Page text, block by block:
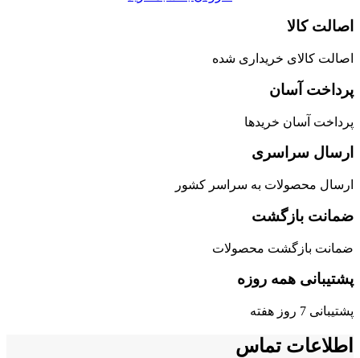
اصالت کالا
اصالت کالای خریداری شده
پرداخت آسان
پرداخت آسان خریدها
ارسال سراسری
ارسال محصولات به سراسر کشور
ضمانت بازگشت
ضمانت بازگشت محصولات
پشتیبانی همه روزه
پشتیبانی 7 روز هفته
اطلاعات تماس